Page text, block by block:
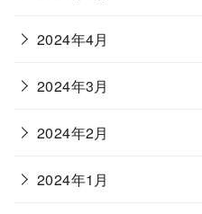
2024年4月
2024年3月
2024年2月
2024年1月